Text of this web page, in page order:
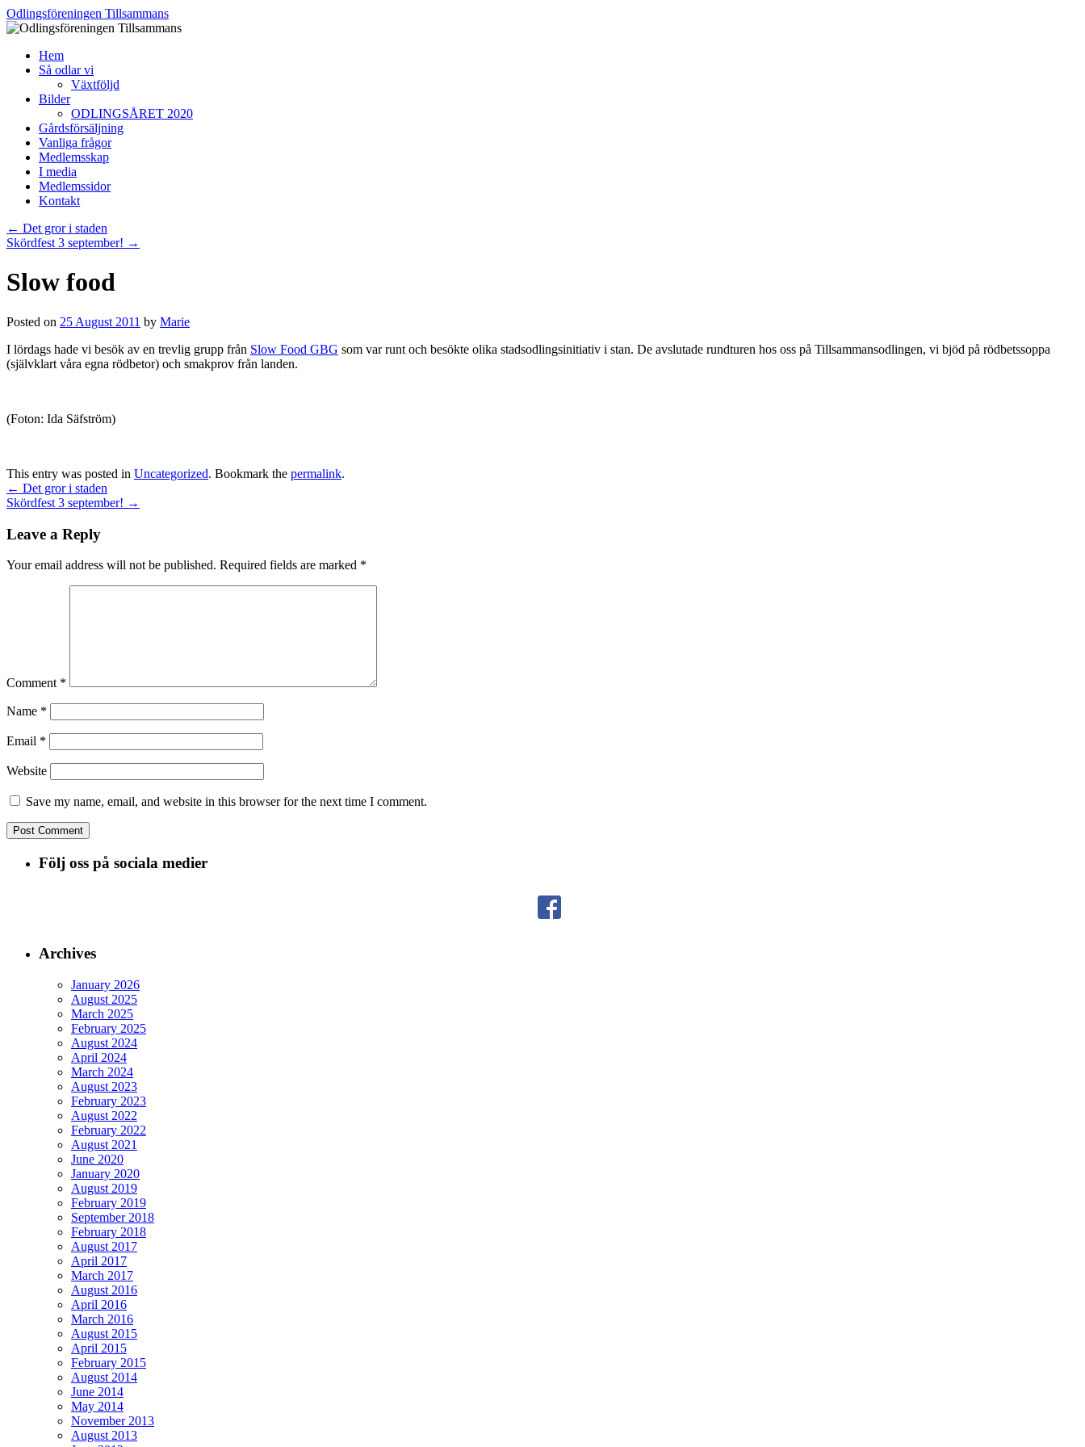
Skip
to
Odlingsföreningen Tillsammans
Hem
Så odlar vi
Växtföljd
Bilder
ODLINGSÅRET 2020
Gårdsförsäljning
Vanliga frågor
Medlemsskap
I media
Medlemssidor
Kontakt
← Det gror i staden
Skördfest 3 september! →
Slow food
Posted on 25 August 2011 by Marie
I lördags hade vi besök av en trevlig grupp från Slow Food GBG som var runt och besökte olika stadsodlingsinitiativ i stan. De avslutade rundturen hos oss på Tillsammansodlingen, vi bjöd på rödbetssoppa
(självklart våra egna rödbetor) och smakprov från landen.
(Foton: Ida Säfström)
This entry was posted in Uncategorized. Bookmark the permalink.
← Det gror i staden
Skördfest 3 september! →
Leave a Reply
Your email address will not be published. Required fields are marked *
Comment *
Name *
Email *
Website
Save my name, email, and website in this browser for the next time I comment.
Följ oss på sociala medier
Archives
January 2026
August 2025
March 2025
February 2025
August 2024
April 2024
March 2024
August 2023
February 2023
August 2022
February 2022
August 2021
June 2020
January 2020
August 2019
February 2019
September 2018
February 2018
August 2017
April 2017
March 2017
August 2016
April 2016
March 2016
August 2015
April 2015
February 2015
August 2014
June 2014
May 2014
November 2013
August 2013